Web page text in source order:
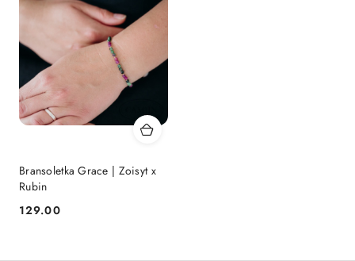
Bransoletka Grace | Zoisyt x
Rubin
Cena:
129.00